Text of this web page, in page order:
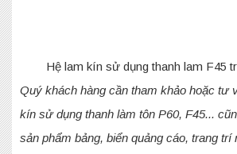
Hệ lam kín sử dụng thanh lam F45
Quý khách hàng cần tham khảo hoặc tư
kín sử dụng thanh làm tôn P60, F45...
sản phẩm bảng, biển quảng cáo, trang trí